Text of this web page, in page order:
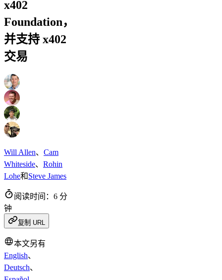
x402
Foundation，
并支持 x402
交易
Will Allen、 Cam
Whiteside、 Rohin
Lohe和Steve James
阅读时间：6 分
钟
复制 URL
本文另有
English、
Deutsch、